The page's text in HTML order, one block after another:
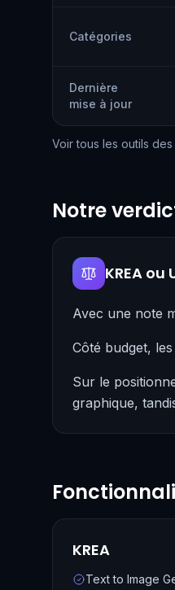
Catégories
Dernière
mise à jour
Voir tous les outils
Notre
KREA ou
Avec une note
Côté budget,
Sur le
graphique,
KREA
Text to Image